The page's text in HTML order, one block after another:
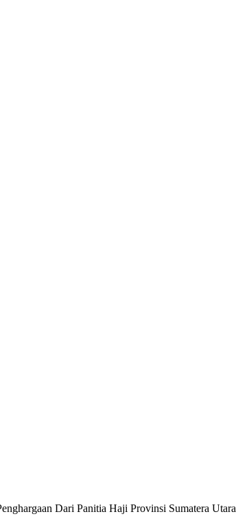
Dari Panitia Haji Provinsi Sumatera Utara